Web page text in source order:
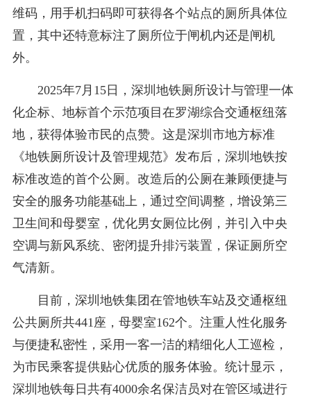
维码，用手机扫码即可获得各个站点的厕所具体位
置，其中还特意标注了厕所位于闸机内还是闸机
外。
2025年7月15日，深圳地铁厕所设计与管理一体
化企标、地标首个示范项目在罗湖综合交通枢纽落
地，获得体验市民的点赞。这是深圳市地方标准
《地铁厕所设计及管理规范》发布后，深圳地铁按
标准改造的首个公厕。改造后的公厕在兼顾便捷与
安全的服务功能基础上，通过空间调整，增设第三
卫生间和母婴室，优化男女厕位比例，并引入中央
空调与新风系统、密闭提升排污装置，保证厕所空
气清新。
目前，深圳地铁集团在管地铁车站及交通枢纽
公共厕所共441座，母婴室162个。注重人性化服务
与便捷私密性，采用一客一洁的精细化人工巡检，
为市民乘客提供贴心优质的服务体验。统计显示，
深圳地铁每日共有4000余名保洁员对在管区域进行